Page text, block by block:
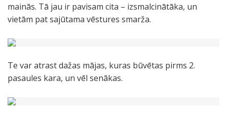
mainās. Tā jau ir pavisam cita – izsmalcinātāka, un
vietām pat sajūtama vēstures smarža.
Te var atrast dažas mājas, kuras būvētas pirms 2.
pasaules kara, un vēl senākas.